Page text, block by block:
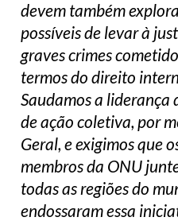
devem também
possíveis de levar à
graves crimes
termos do direito
Saudamos a liderança
de ação coletiva, por
Geral, e exigimos que
membros da ONU
todas as regiões do
endossaram essa